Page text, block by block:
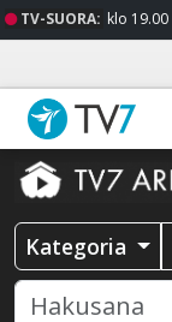
TV-SUORA: klo 19.00
Kategoria